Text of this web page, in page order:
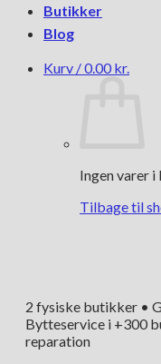
Butikker
Blog
Kurv /0.00 kr.
Ingen varer i
Tilbage til
2 fysiske butikker •
Bytteservice i +300
reparation